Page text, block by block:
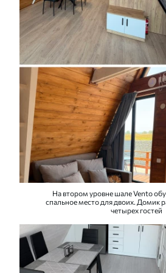
На втором уровне шале Vento
спальное место для двоих. Домик
четырех гостей